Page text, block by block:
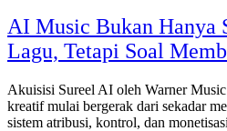
AI Music Bukan Hanya
Lagu, Tetapi Soal
Akuisisi Sureel AI oleh Warner
kreatif mulai bergerak dari sekadar
sistem atribusi, kontrol, dan